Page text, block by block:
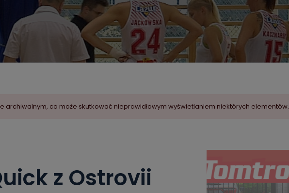
archiwalnym, co może skutkować nieprawidłowym wyświetlaniem niektórych elementów.
z Ostrovii